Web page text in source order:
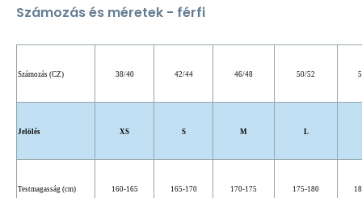
Számozás és méretek - férfi
Számozás (CZ) 38/40 42/44 46/48 50/52
Jelölés XS S M L
Testmagasság (cm) 160-165 165-170 170-175 175-180